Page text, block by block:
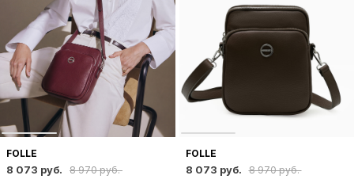
FOLLE
8 073 руб.
8 970 руб.
FOLLE
8 073 руб.
8 970 руб.